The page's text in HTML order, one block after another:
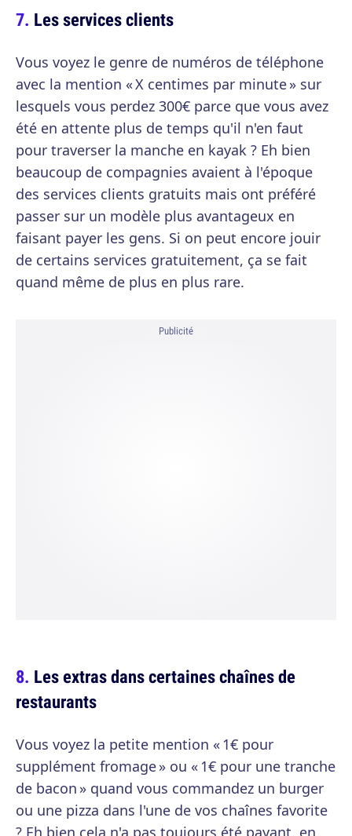
Les services clients
Vous voyez le genre de numéros de téléphone
avec la mention « X centimes par minute » sur
lesquels vous perdez 300€ parce que vous avez
été en attente plus de temps qu'il n'en faut
pour traverser la manche en kayak ? Eh bien
beaucoup de compagnies avaient à l'époque
des services clients gratuits mais ont préféré
passer sur un modèle plus avantageux en
faisant payer les gens. Si on peut encore jouir
de certains services gratuitement, ça se fait
quand même de plus en plus rare.
Publicité
Les extras dans certaines chaînes de
restaurants
Vous voyez la petite mention « 1€ pour
supplément fromage » ou « 1€ pour une tranche
de bacon » quand vous commandez un burger
ou une pizza dans l'une de vos chaînes favorite
? Eh bien cela n'a pas toujours été payant, en